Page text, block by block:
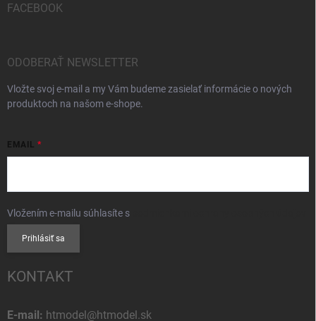
FACEBOOK
ODOBERAŤ NEWSLETTER
Vložte svoj e-mail a my Vám budeme zasielať informácie o nových
produktoch na našom e-shope.
EMAIL
Vložením e-mailu súhlasíte s
Prihlásiť sa
KONTAKT
E-mail: htmodel@htmodel.sk